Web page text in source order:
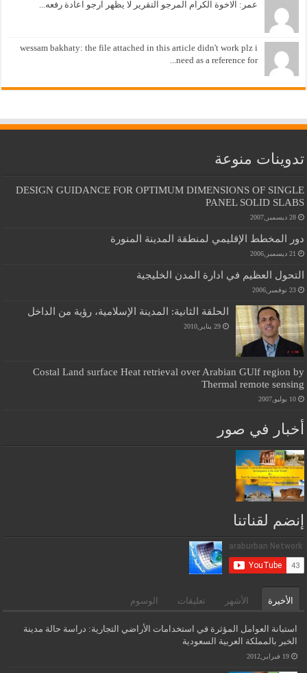
عمر: الاخوة الكرام المرجو التقرير لا يظهر ارجو اعادة رفعه...
wessam bakhaty: the file attached in this article didn't work plz i
need as a reference for...
تدوينات منوعة
DESIGN GUIDANCE FOR OPTIMUM DIMENSIONS OF SINGLE
PANEL SOLID SLABS
28 ديسمبر,2007
دور المخطط الإقليمي لمنطقة المدينة المنورة
21 ديسمبر,2006
التحول العظيم في ادارة المدن الخليجية
23 نوفمبر,2006
الحلقة الثانية: المدينة الإسلامية، رؤية من الداخل
29 يناير,2010
Costal Land surface Heat retrieval over Arabian GUlf region by
Thermal remote sensing
10 يوليو,2007
أخبار في صور
إنضم لقناتنا
الأخيرة الأشهر تعليقات الوسوم
استبانة العوامل المؤثرة في استخدامات الأراضي التجارية: دراسة حالة مدينة
الخبر بالمملكة العربية السعودية
19 فبراير,2012